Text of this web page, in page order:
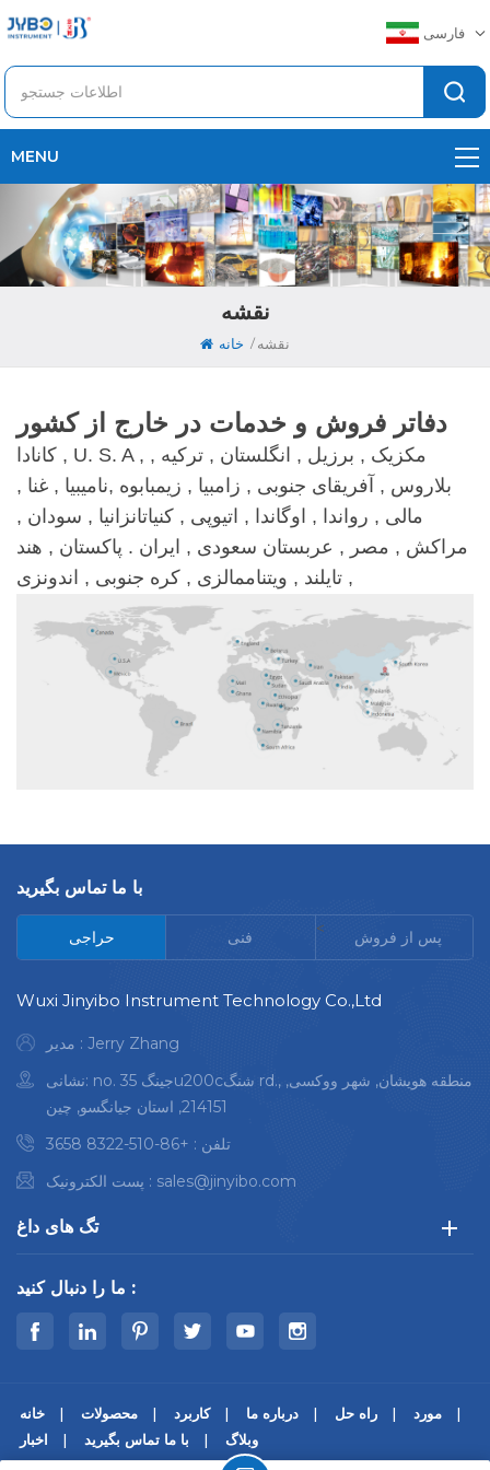
فارسی
MENU
نقشه
خانه / نقشه
دفاتر فروش و خدمات در خارج از کشور
کانادا , U. S. A , مکزیک , برزیل , انگلستان , ترکیه ,
بلاروس , آفریقای جنوبی , زامبیا , زیمبابوه ,نامیبیا , غنا ,
مالی , رواندا , اوگاندا , اتیوپی , کنیاتانزانیا , سودان ,
مراکش , مصر , عربستان سعودی , ایران . پاکستان , هند
, تایلند , ویتناممالزی , کره جنوبی , اندونزی
با ما تماس بگیرید
حراجی فنی < پس از فروش
Wuxi Jinyibo Instrument Technology Co.,Ltd
مدیر : Jerry Zhang
نشانی: no. 35 جینگu200cشنگ rd., منطقه هویشان, شهر ووکسی,
214151, استان جیانگسو, چین
تلفن : +86-510-8322 3658
پست الکترونیک : sales@jinyibo.com
تگ های داغ
ما را دنبال کنید :
خانه محصولات کاربرد درباره ما راه حل
مورد
اخبار
با ما تماس بگیرید
وبلاگ